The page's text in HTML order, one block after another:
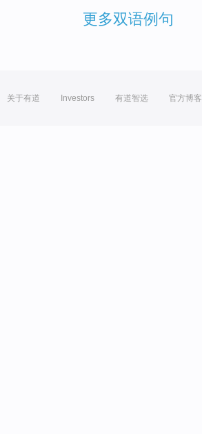
更多双语例句
关于有道 Investors 有道智选 官方博客